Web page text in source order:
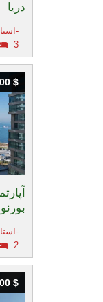
دریا
استانبول اروپایی-
3
بورنو
استانبول اروپایی-
2
$
$
$
$